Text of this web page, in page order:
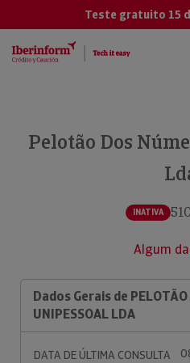
Teste gratuito 15
Pelotão Dos
INATIVA
Algum
Dados Gerais de PELOTÃO
UNIPESSOAL LDA
DATA DE ÚLTIMA CONSULTA